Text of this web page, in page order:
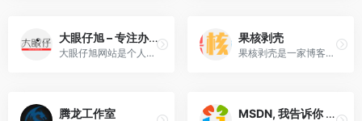
大眼仔旭 – 专注办公资源分享
大眼仔旭网站是个人非盈利性网站,主要以分享日常工作生活办公技术资源为主,大眼仔热衷于分享互联网上一切所有美好事物,希望和您一起成长.
果核剥壳
果核剥壳是一家博客类型的资源分享软件，分享绿色软件软件，破解软件，安卓软件，纯净系统等。守住互联网最后的一片净土。
腾龙工作室 MSDN, 我告诉你 – ITELLYOU